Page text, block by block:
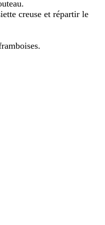
creuse et répartir le